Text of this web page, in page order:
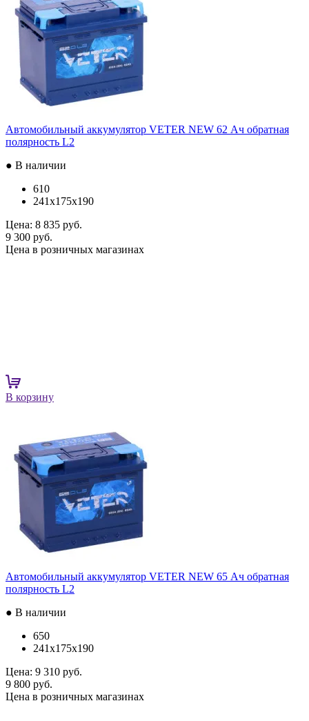
Автомобильный аккумулятор VETER NEW 62 Ач обратная
полярность L2
● В наличии
610
241x175x190
Цена: 8 835 руб.
9 300 руб.
Цена в розничных магазинах
В корзину
Автомобильный аккумулятор VETER NEW 65 Ач обратная
полярность L2
● В наличии
650
241x175x190
Цена: 9 310 руб.
9 800 руб.
Цена в розничных магазинах